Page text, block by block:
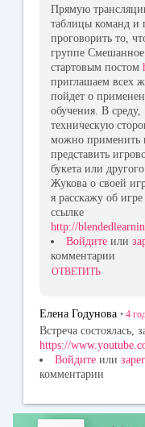
Прямую
таблицы команд и
проговорить то,
группе
стартовым постом
приглашаем всех
пойдет о
обучения. В
техническую
можно применить
представить
букета или
Жукова о своей
я расскажу об
ссылке
http://
Войдите или
комментарии
ОТВЕТИТЬ
Елена Годунова • 4
Встреча состоялась,
https://
Войдите или
комментарии